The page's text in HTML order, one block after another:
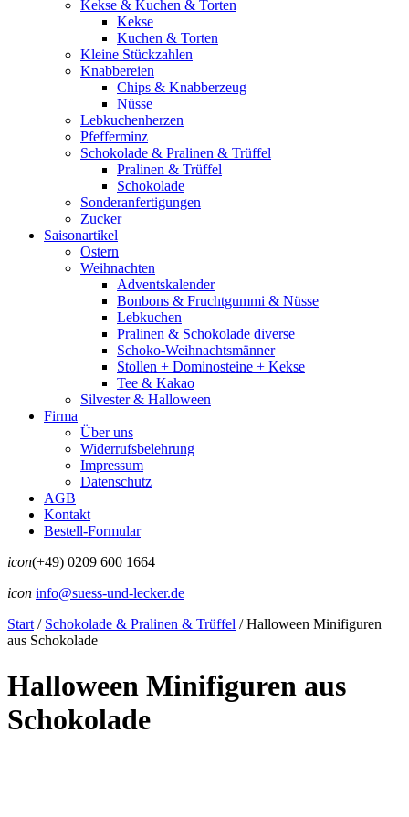
Kekse & Kuchen & Torten
Kekse
Kuchen & Torten
Kleine Stückzahlen
Knabbereien
Chips & Knabberzeug
Nüsse
Lebkuchenherzen
Pfefferminz
Schokolade & Pralinen & Trüffel
Pralinen & Trüffel
Schokolade
Sonderanfertigungen
Zucker
Saisonartikel
Ostern
Weihnachten
Adventskalender
Bonbons & Fruchtgummi & Nüsse
Lebkuchen
Pralinen & Schokolade diverse
Schoko-Weihnachtsmänner
Stollen + Dominosteine + Kekse
Tee & Kakao
Silvester & Halloween
Firma
Über uns
Widerrufsbelehrung
Impressum
Datenschutz
AGB
Kontakt
Bestell-Formular
icon(+49) 0209 600 1664
icon info@suess-und-lecker.de
Start / Schokolade & Pralinen & Trüffel /Halloween Minifiguren
aus Schokolade
Halloween Minifiguren aus
Schokolade